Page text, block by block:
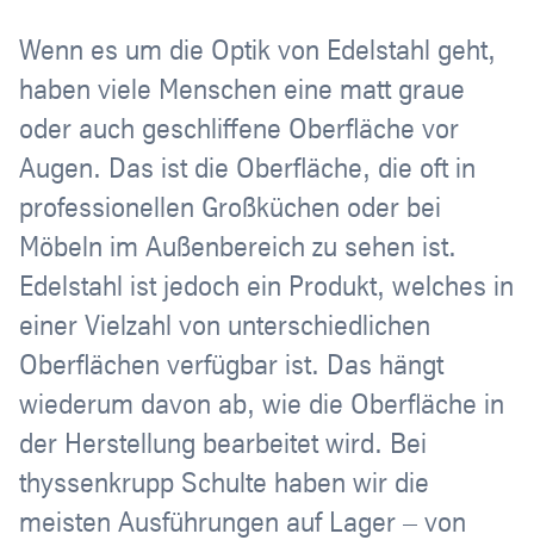
Wenn es um die Optik von Edelstahl geht,
haben viele Menschen eine matt graue
oder auch geschliffene Oberfläche vor
Augen. Das ist die Oberfläche, die oft in
professionellen Großküchen oder bei
Möbeln im Außenbereich zu sehen ist.
Edelstahl ist jedoch ein Produkt, welches in
einer Vielzahl von unterschiedlichen
Oberflächen verfügbar ist. Das hängt
wiederum davon ab, wie die Oberfläche in
der Herstellung bearbeitet wird. Bei
thyssenkrupp Schulte haben wir die
meisten Ausführungen auf Lager – von